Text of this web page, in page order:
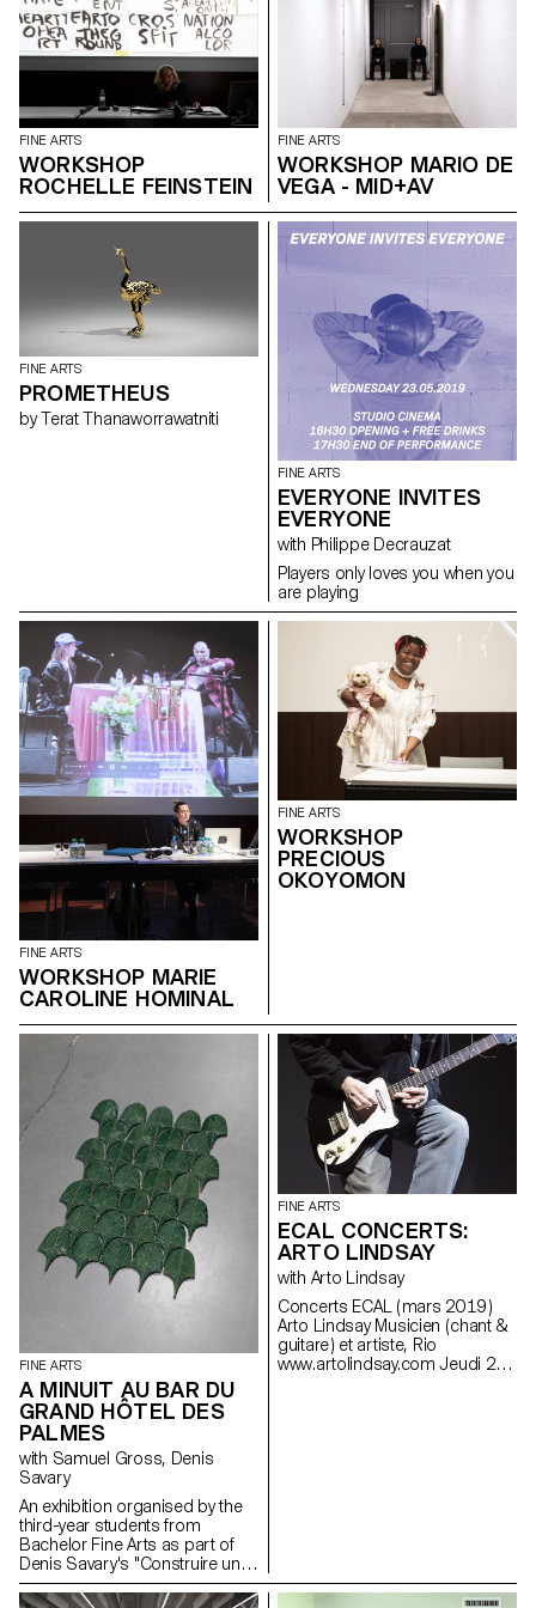
FINE ARTS
WORKSHOP
ROCHELLE FEINSTEIN
FINE ARTS
WORKSHOP MARIO DE
VEGA - MID+AV
FINE ARTS
PROMETHEUS
by Terat Thanaworrawatniti
FINE ARTS
EVERYONE INVITES
EVERYONE
with Philippe Decrauzat
Players only loves you when you
are playing
FINE ARTS
WORKSHOP MARIE
CAROLINE HOMINAL
FINE ARTS
WORKSHOP
PRECIOUS
OKOYOMON
FINE ARTS
A MINUIT AU BAR DU
GRAND HÔTEL DES
PALMES
with Samuel Gross, Denis
Savary
An exhibition organised by the
third-year students from
Bachelor Fine Arts as part of
Denis Savary's "Construire un
feu" course. In collaboration
with the Ceramiche Fratantoni
FINE ARTS
ECAL CONCERTS:
ARTO LINDSAY
with Arto Lindsay
Concerts ECAL ( mars 2019 )
Arto Lindsay Musicien ( chant &
guitare ) et artiste, Rio
www.artolindsay.com Jeudi 21
subversive, un mélange de